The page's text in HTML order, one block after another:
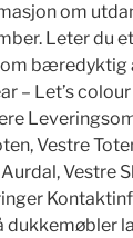
om
Leter du
bæredyktig
– Let’s
Vestre
Vestre
dukkemøbler